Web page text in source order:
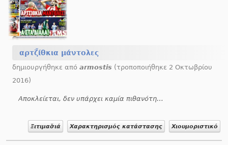
αρτζ̆ίθκια μάντολες
δημιουργήθηκε απόarmostis (τροποποιήθηκε 2 Οκτωβρίου
2016)
Αποκλείεται, δεν υπάρχει καμία πιθανότητα.
Ξιτιμασ̌ιά Χαρακτηρισμός κατάστασης Χιουμοριστικό